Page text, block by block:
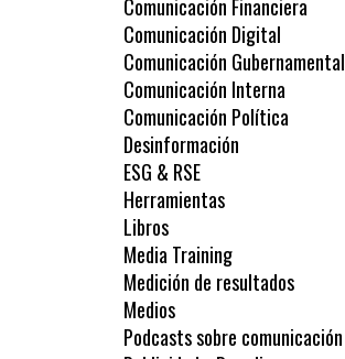
Comunicación Financiera
Comunicación Digital
Comunicación Gubernamental
Comunicación Interna
Comunicación Política
Desinformación
ESG & RSE
Herramientas
Libros
Media Training
Medición de resultados
Medios
Podcasts sobre comunicación